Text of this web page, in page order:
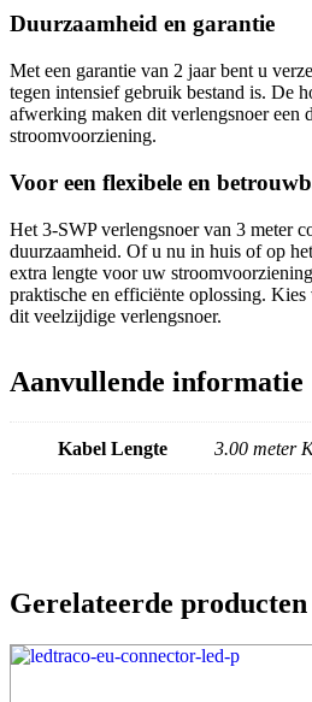
Duurzaamheid en garantie
Met een garantie van 2 jaar bent u
tegen intensief gebruik bestand is. De
afwerking maken dit verlengsnoer een
stroomvoorziening.
Voor een flexibele en
Het 3-SWP verlengsnoer van 3 meter
duurzaamheid. Of u nu in huis of op
extra lengte voor uw
praktische en efficiënte oplossing.
dit veelzijdige verlengsnoer.
Aanvullende informatie
Kabel Lengte 3.00 meter
Gerelateerde producten